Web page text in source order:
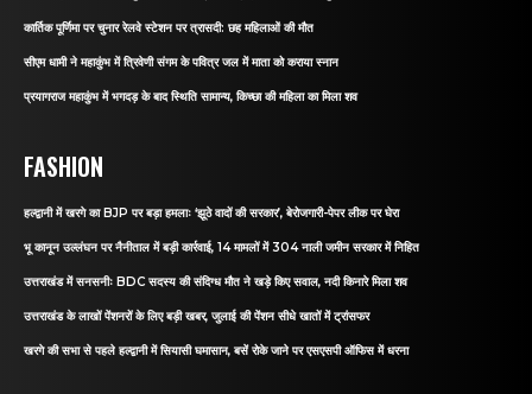
कार्तिक पूर्णिमा पर चुनार रेलवे स्टेशन पर त्रासदी: छह महिलाओं की मौत
सीएम धामी ने महाकुंभ में त्रिवेणी संगम के पवित्र जल में माता को कराया स्नान
प्रयागराज महाकुंभ में भगदड़ के बाद स्थिति सामान्य, किच्छा की महिला का मिला शव
FASHION
हल्द्वानी में खरगे का BJP पर बड़ा हमलाः ‘झूठे वादों की सरकार’, बेरोजगारी-पेपर लीक पर घेरा
भू कानून उल्लंघन पर नैनीताल में बड़ी कार्रवाई, 14 मामलों में 304 नाली जमीन सरकार में निहित
उत्तराखंड में सनसनीः BDC सदस्य की संदिग्ध मौत ने खड़े किए सवाल, नदी किनारे मिला शव
उत्तराखंड के लाखों पेंशनरों के लिए बड़ी खबर, जुलाई की पेंशन सीधे खातों में ट्रांसफर
खरगे की सभा से पहले हल्द्वानी में सियासी घमासान, बसें रोके जाने पर एसएसपी ऑफिस में धरना